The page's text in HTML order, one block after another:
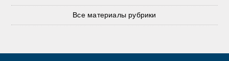
Все материалы рубрики